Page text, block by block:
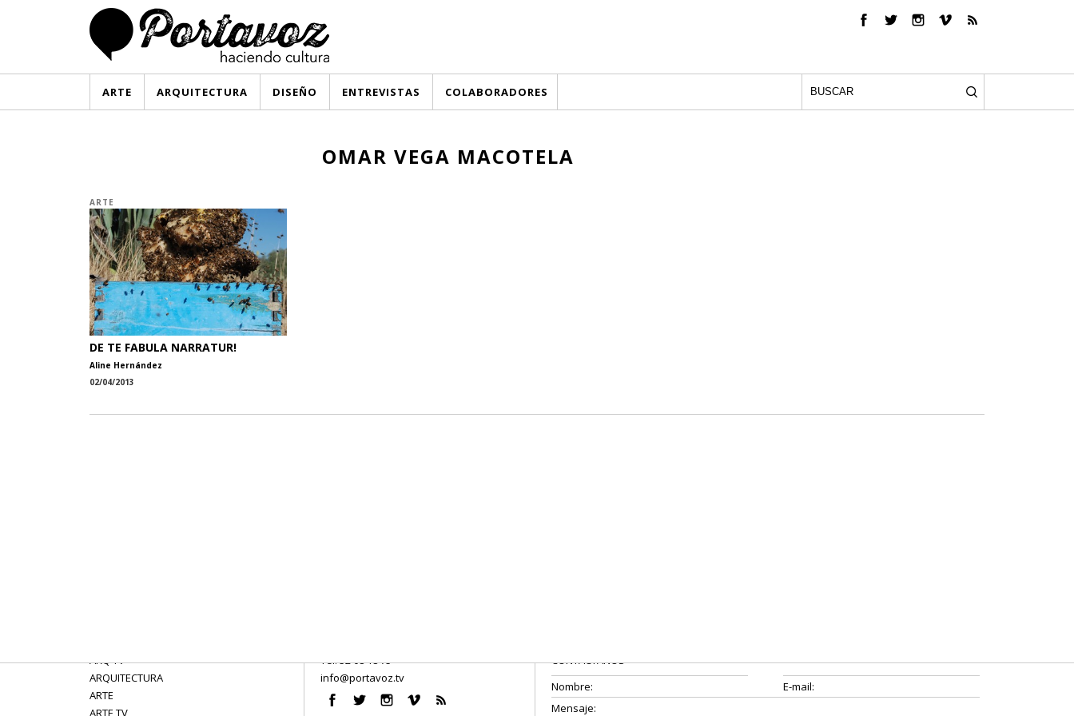
ARTE ARQUITECTURA DISEÑO ENTREVISTAS COLABORADORES
OMAR VEGA MACOTELA
ARTE
DE TE FABULA NARRATUR!
Aline Hernández
02/04/2013
ARQ TV
ARQUITECTURA
ARTE
ARTE TV
Tel: 52 08 18 75
info@portavoz.tv
CONTÁCTANOS